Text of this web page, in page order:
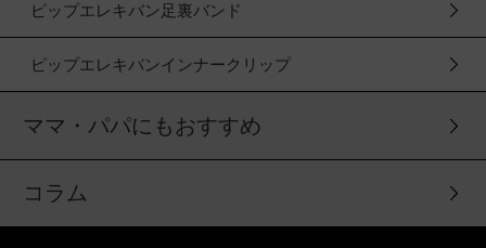
ピップエレキバン足裏バンド
ピップエレキバンインナークリップ
ママ・パパにもおすすめ
コラム